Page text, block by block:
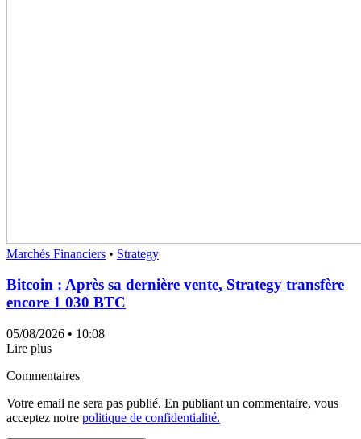
Marchés Financiers • Strategy
Bitcoin : Après sa dernière vente, Strategy transfère
encore 1 030 BTC
05/08/2026 • 10:08
Lire plus
Commentaires
Votre email ne sera pas publié. En publiant un commentaire, vous
acceptez notre politique de confidentialité.